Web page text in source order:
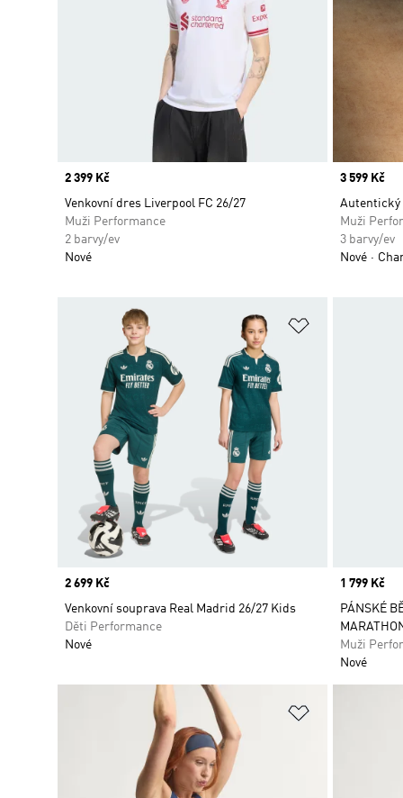
Price
2 399 Kč
Venkovní dres Liverpool FC 26/27
Muži Performance
2 barvy/ev
Nové
Price
3 599 Kč
Autentický
Muži
3 barvy/ev
Nové
Price
2 699 Kč
Venkovní souprava Real Madrid 26/27 Kids
Děti Performance
Nové
Price
1 799 Kč
PÁNSKÉ
Muži
Nové